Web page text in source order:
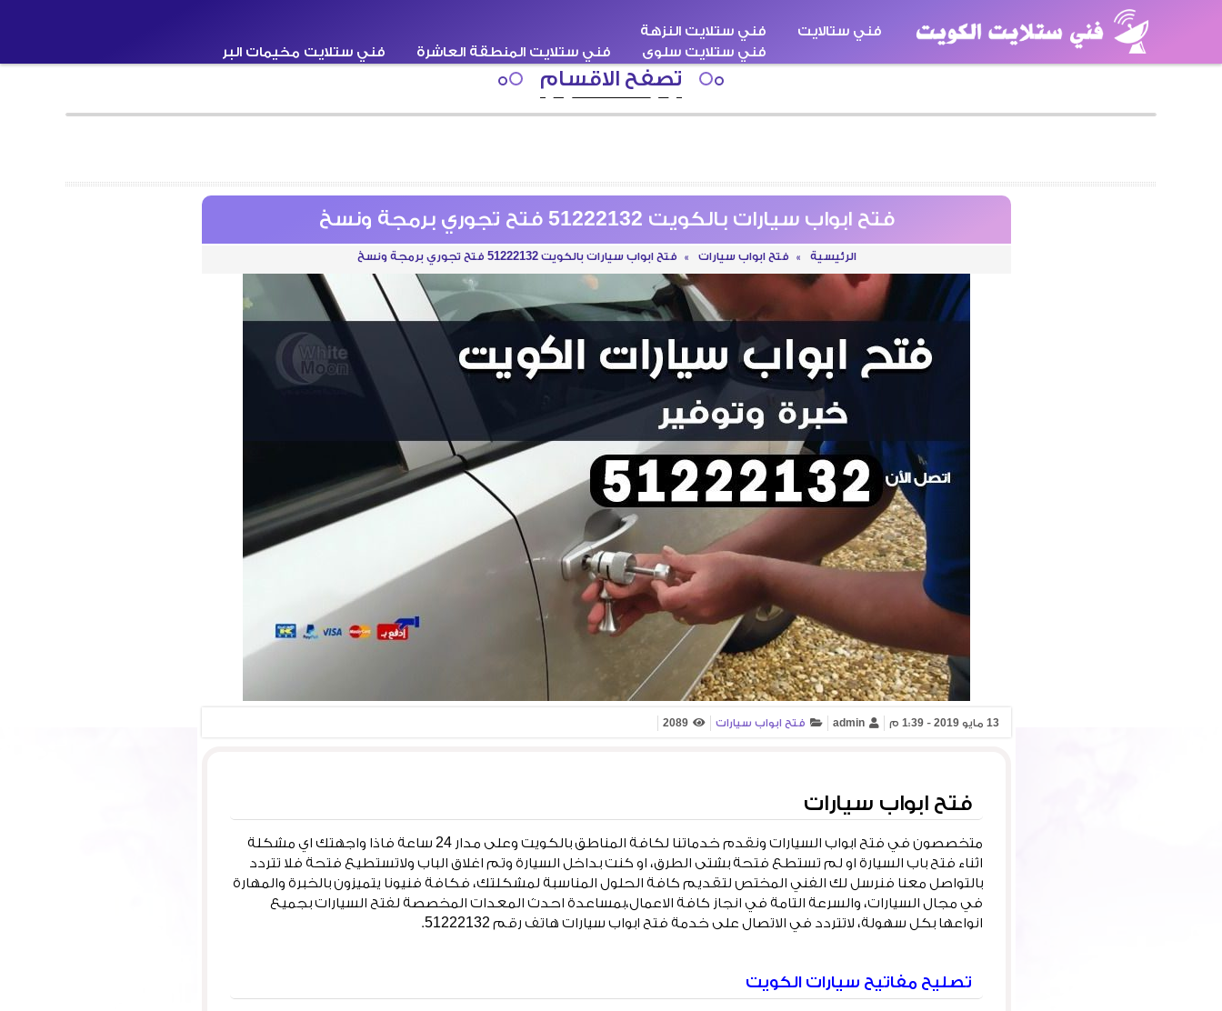
فني ستالايت
فني ستلايت النزهة
فني ستلايت سلوى
فني ستلايت المنطقة العاشرة
فني ستلايت مخيمات البر
سطحة كرين ونش فني ستلايت هندي
تصفح الاقسام
فتح ابواب سيارات بالكويت 51222132 فتح تجوري برمجة ونسخ
الرئيسية » فتح ابواب سيارات » فتح ابواب سيارات بالكويت 51222132 فتح تجوري برمجة ونسخ
13 مايو 2019 - 1:39 م admin فتح ابواب سيارات
فتح ابواب سيارات
متخصصون في فتح ابواب السيارات ونقدم خدماتنا لكافة المناطق بالكويت وعلى مدار 24 ساعة فاذا واجهتك اي مشكلة
اثناء فتح باب السيارة او لم تستطع فتحة بشتى الطرق، او كنت بداخل السيارة وتم اغلاق الباب ولاتستطيع فتحة فلا تتردد
بالتواصل معنا فنرسل لك الفني المختص لتقديم كافة الحلول المناسبة لمشكلتك، فكافة فنيونا يتميزون بالخبرة والمهارة
في مجال السيارات، والسرعة التامة في انجاز كافة الاعمال،بمساعدة احدث المعدات المخصصة لفتح السيارات بجميع
انواعها بكل سهولة، لاتتردد في الاتصال على خدمة فتح ابواب سيارات هاتف رقم 51222132.
تصليح مفاتيح سيارات الكويت